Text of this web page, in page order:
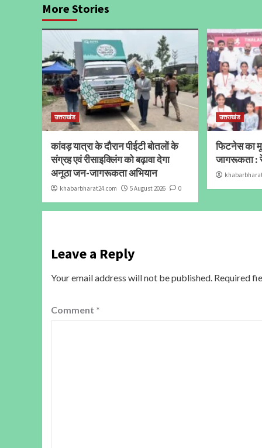
More Stories
उत्तराखंड
कांवड़ यात्रा के दौरान पीईटी बोतलों के
संग्रह एवं रीसाइक्लिंग को बढ़ावा देगा
अनूठा जन-जागरूकता अभियान
khabarbharat24.com 5 August 2026 0
उत्तराखंड
फिटनेस का
जागरूकता :
Leave a Reply
Your email address will not be published. Required
Comment *